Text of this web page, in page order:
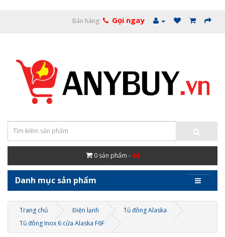
Bán hàng: Gọi ngay
0 sản phẩm - 0đ
Danh mục sản phẩm
Trang chủ Điện lạnh
Tủ đông Alaska
Tủ đông Inox 6 cửa Alaska F6F